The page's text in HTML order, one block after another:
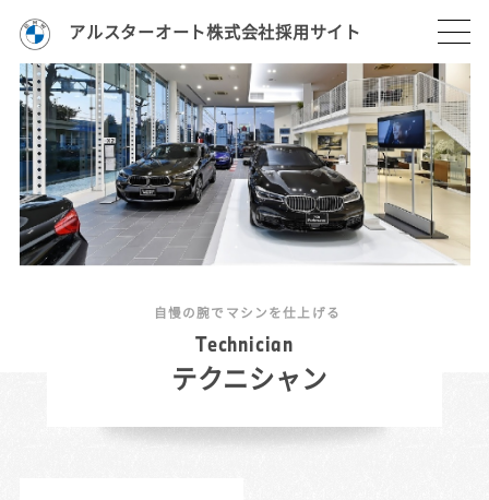
アルスターオート株式会社採用サイト
Technician
テクニシャン
自慢の腕でマシンを仕上げる